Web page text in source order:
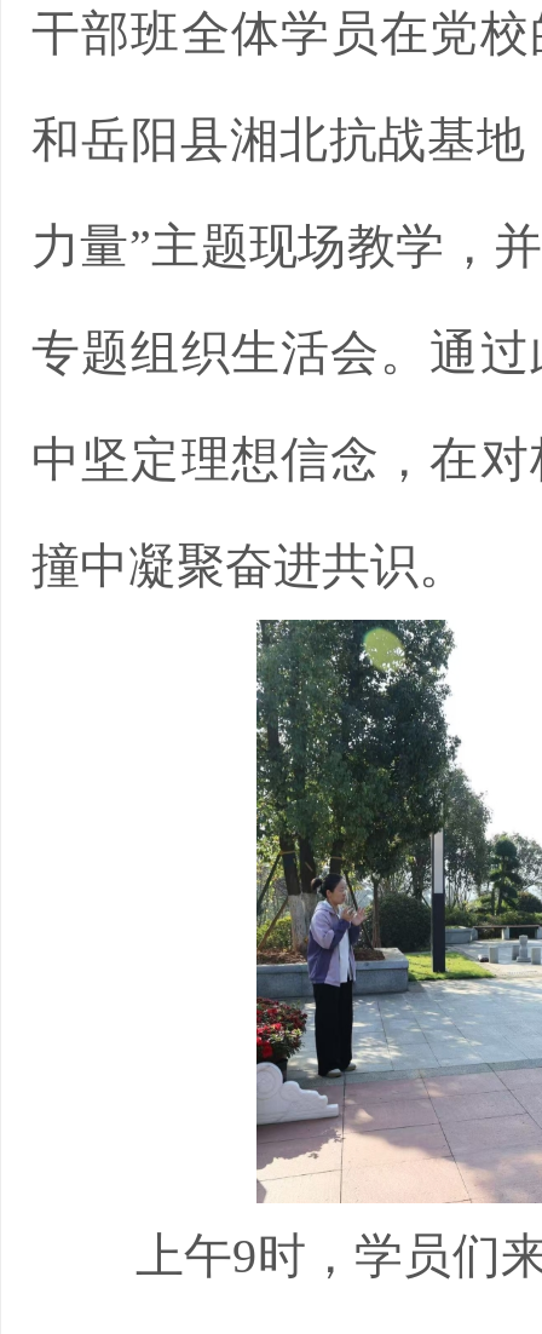
干部班全体学员在党
和岳阳县湘北抗战基地
力量”主题现场教学，
专题组织生活会。通
中坚定理想信念，在
撞中凝聚奋进共识。
上午9时，学员们